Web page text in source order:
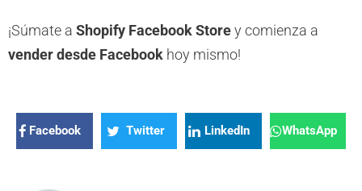
¡Súmate a Shopify Facebook Storey comienza a
vender desde Facebook hoy mismo!
Facebook Twitter LinkedIn WhatsApp